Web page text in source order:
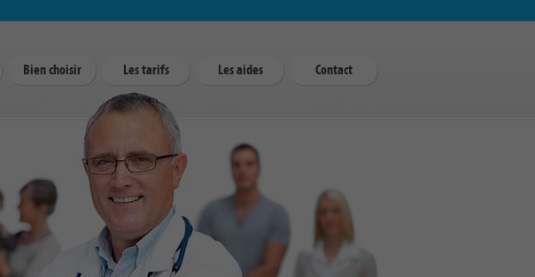
Bien choisir Les tarifs Les aides Contact